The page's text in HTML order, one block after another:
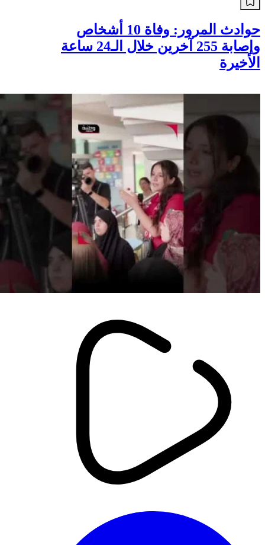
حوادث المرور: وفاة 10 أشخاص
وإصابة 255 آخرين خلال الـ24 ساعة
الأخيرة